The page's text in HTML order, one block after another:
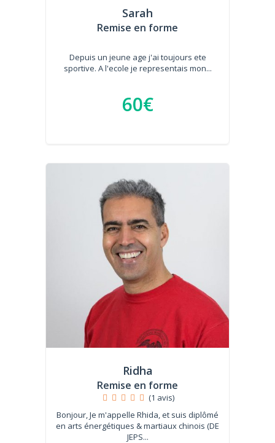
Sarah
Remise en forme
Depuis un jeune age j'ai toujours ete
sportive. A l'ecole je representais mon...
60€
Ridha
Remise en forme
(1 avis)
Bonjour, Je m'appelle Rhida, et suis diplômé
en arts énergétiques & martiaux chinois (DE
JEPS...